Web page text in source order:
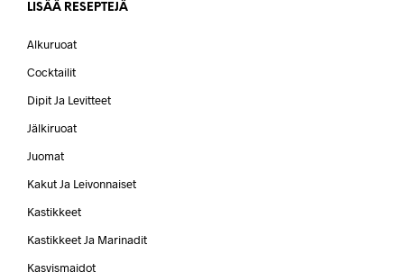
LISÄÄ RESEPTEJÄ
Alkuruoat
Cocktailit
Dipit Ja Levitteet
Jälkiruoat
Juomat
Kakut Ja Leivonnaiset
Kastikkeet
Kastikkeet Ja Marinadit
Kasvismaidot